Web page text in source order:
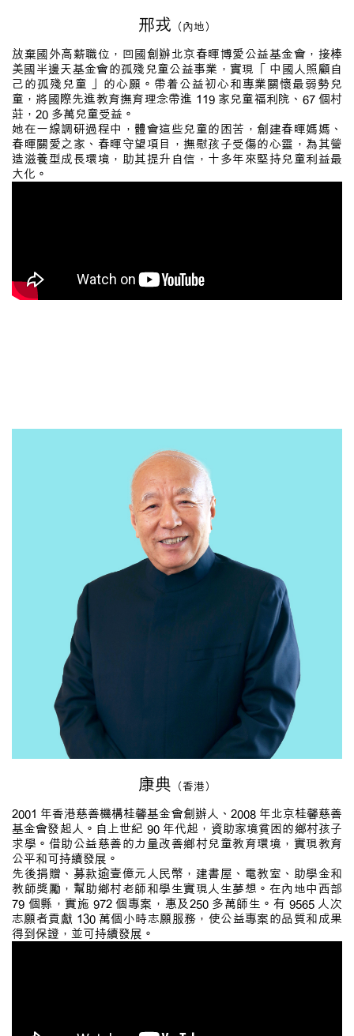
邢戎 （內地）
放棄國外高薪職位，回國創辦北京春暉博愛公益基金會，接棒
美國半邊天基金會的孤殘兒童公益事業，實現「 中國人照顧自
己的孤殘兒童 」的心願。帶着公益初心和專業關懷最弱勢兒
童，將國際先進教育撫育理念帶進 119 家兒童福利院、67 個村
莊，20 多萬兒童受益。
她在一線調研過程中，體會這些兒童的困苦，創建春暉媽媽、
春暉關愛之家、春暉守望項目，撫慰孩子受傷的心靈，為其營
造滋養型成長環境，助其提升自信，十多年來堅持兒童利益最
大化。
康典 （香港）
2001 年香港慈善機構桂馨基金會創辦人、2008 年北京桂馨慈善
基金會發起人。自上世紀 90 年代起，資助家境貧困的鄉村孩子
求學。借助公益慈善的力量改善鄉村兒童教育環境，實現教育
公平和可持續發展。
先後捐贈、募款逾壹億元人民幣，建書屋、電教室、助學金和
教師獎勵，幫助鄉村老師和學生實現人生夢想。在內地中西部
79 個縣，實施 972 個專案，惠及250 多萬師生。有 9565 人次
志願者貢獻 130 萬個小時志願服務，使公益專案的品質和成果
得到保證，並可持續發展。